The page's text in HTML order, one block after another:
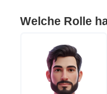
Welche Rolle